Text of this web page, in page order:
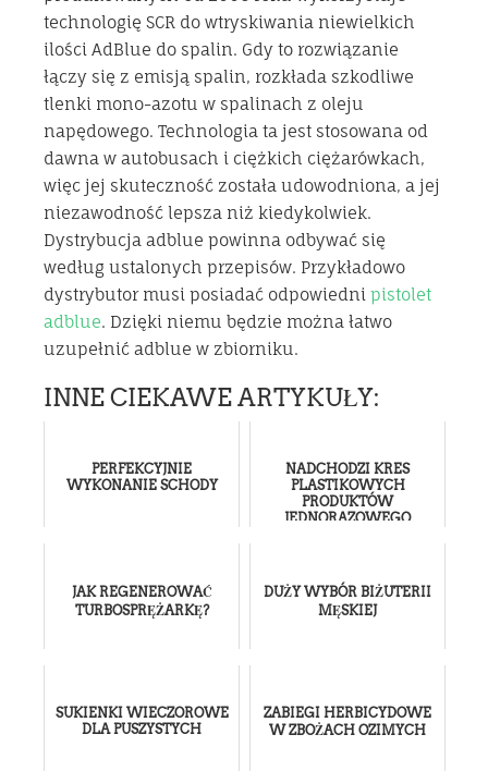
technologię SCR do wtryskiwania niewielkich
ilości AdBlue do spalin. Gdy to rozwiązanie
łączy się z emisją spalin, rozkłada szkodliwe
tlenki mono-azotu w spalinach z oleju
napędowego. Technologia ta jest stosowana od
dawna w autobusach i ciężkich ciężarówkach,
więc jej skuteczność została udowodniona, a jej
niezawodność lepsza niż kiedykolwiek.
Dystrybucja adblue powinna odbywać się
według ustalonych przepisów. Przykładowo
dystrybutor musi posiadać odpowiedni pistolet
adblue. Dzięki niemu będzie można łatwo
uzupełnić adblue w zbiorniku.
INNE CIEKAWE ARTYKUŁY:
PERFEKCYJNIE
WYKONANIE SCHODY
NADCHODZI KRES
PLASTIKOWYCH
PRODUKTÓW
JEDNORAZOWEGO
JAK REGENEROWAĆ
TURBOSPRĘŻARKĘ?
DUŻY WYBÓR BIŻUTERII
MĘSKIEJ
SUKIENKI WIECZOROWE
DLA PUSZYSTYCH
ZABIEGI HERBICYDOWE
W ZBOŻACH OZIMYCH